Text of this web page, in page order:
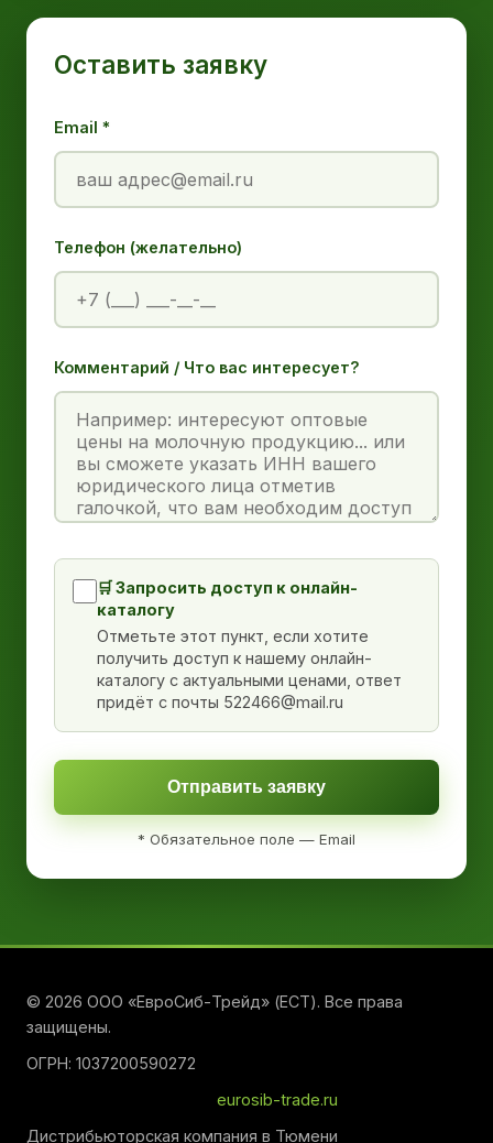
Оставить заявку
Email *
Телефон (желательно)
Комментарий / Что вас интересует?
🛒 Запросить доступ к онлайн-
каталогу
Отметьте этот пункт, если хотите
получить доступ к нашему онлайн-
каталогу с актуальными ценами, ответ
придёт с почты 522466@mail.ru
Отправить заявку
* Обязательное поле — Email
© 2026 ООО «ЕвроСиб-Трейд» (ЕСТ). Все права
защищены.
ОГРН: 1037200590272
eurosib-trade.ru
Дистрибьюторская компания в Тюмени